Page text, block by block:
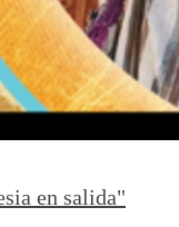
en salida"